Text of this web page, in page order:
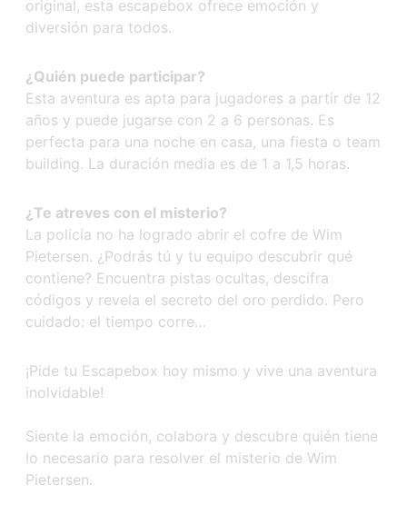
original, esta escapebox ofrece emoción y
diversión para todos.
¿Quién puede participar?
Esta aventura es apta para jugadores a partir de 12
años y puede jugarse con 2 a 6 personas. Es
perfecta para una noche en casa, una fiesta o team
building. La duración media es de 1 a 1,5 horas.
¿Te atreves con el misterio?
La policía no ha logrado abrir el cofre de Wim
Pietersen. ¿Podrás tú y tu equipo descubrir qué
contiene? Encuentra pistas ocultas, descifra
códigos y revela el secreto del oro perdido. Pero
cuidado: el tiempo corre…
¡Pide tu Escapebox hoy mismo y vive una aventura
inolvidable!
Siente la emoción, colabora y descubre quién tiene
lo necesario para resolver el misterio de Wim
Pietersen.